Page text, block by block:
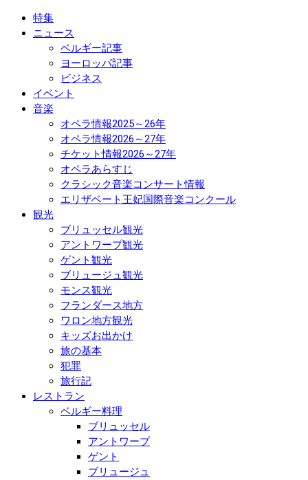
特集
ニュース
ベルギー記事
ヨーロッパ記事
ビジネス
イベント
音楽
オペラ情報2025～26年
オペラ情報2026～27年
チケット情報2026～27年
オペラあらすじ
クラシック音楽コンサート情報
エリザベート王妃国際音楽コンクール
観光
ブリュッセル観光
アントワープ観光
ゲント観光
ブリュージュ観光
モンス観光
フランダース地方
ワロン地方観光
キッズお出かけ
旅の基本
犯罪
旅行記
レストラン
ベルギー料理
ブリュッセル
アントワープ
ゲント
ブリュージュ